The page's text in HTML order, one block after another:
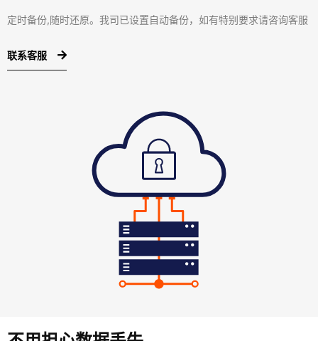
定时备份,随时还原。我司已设置自动备份，如有特别要求请咨询客服
联系客服